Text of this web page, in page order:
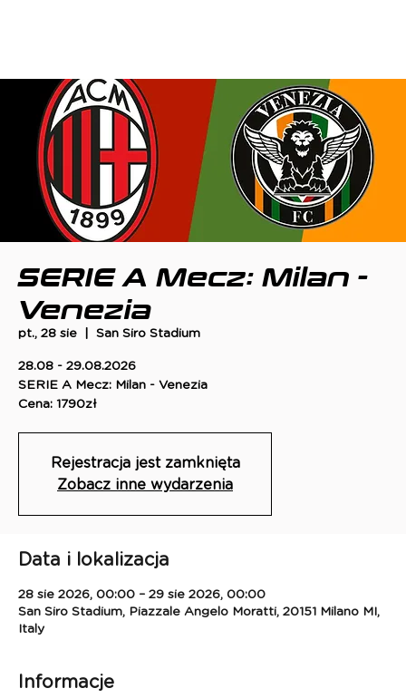
SERIE A Mecz: Milan -
Venezia
pt., 28 sie San Siro Stadium
28.08 - 29.08.2026
SERIE A Mecz: Milan - Venezia
Cena: 1790zł
Rejestracja jest zamknięta
Zobacz inne wydarzenia
Data i lokalizacja
28 sie 2026, 00:00 – 29 sie 2026, 00:00
San Siro Stadium, Piazzale Angelo Moratti, 20151 Milano MI,
Italy
Informacje